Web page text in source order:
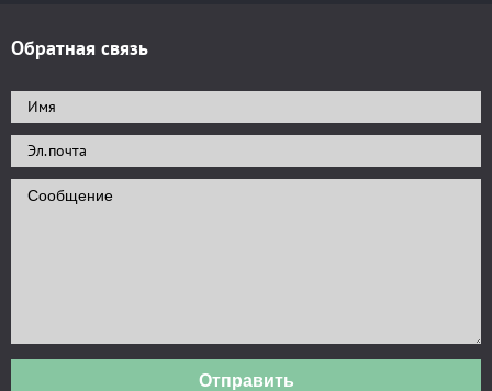
Обратная связь
Отправить